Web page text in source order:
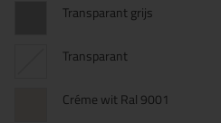
Transparant grijs
Transparant
Créme wit Ral 9001